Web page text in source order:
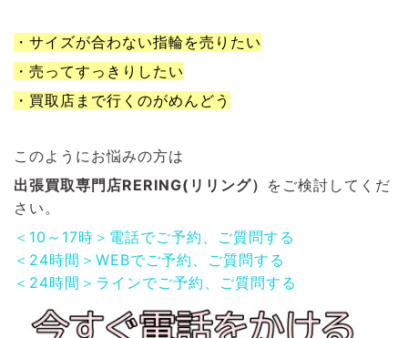
・サイズが合わない指輪を売りたい
・売ってすっきりしたい
・買取店まで行くのがめんどう
このようにお悩みの方は
出張買取専門店RERING(リリング） をご検討してくだ
さい。
＜10～17時＞電話でご予約、ご質問する
＜24時間＞WEBでご予約、ご質問する
＜24時間＞ラインでご予約、ご質問する